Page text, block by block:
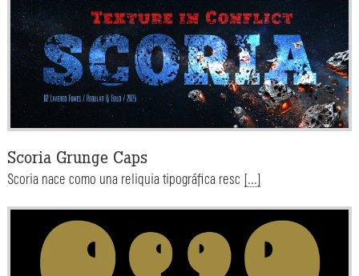
Scoria Grunge Caps
Scoria nace como una reliquia tipográfica resc [...]